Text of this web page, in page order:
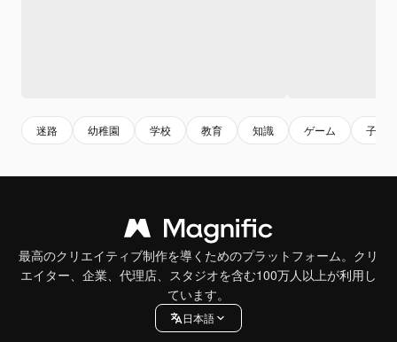
迷路 幼稚園 学校 教育 知識 ゲーム 子供
最高のクリエイティブ制作を導くためのプラットフォーム。クリ
エイター、企業、代理店、スタジオを含む100万人以上が利用し
ています。
日本語